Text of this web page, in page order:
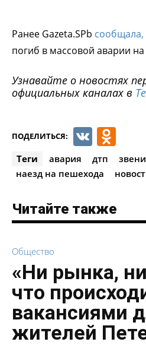
Ранее Gazeta.SPb сообщала,
погиб в массовой аварии
Узнавайте о новостях
официальных каналах в
ПОДЕЛИТЬСЯ: VK
Теги авария дтп
наезд на пешехода
Читайте также
Общество
«Ни рынка,
что
вакансиями
жителей